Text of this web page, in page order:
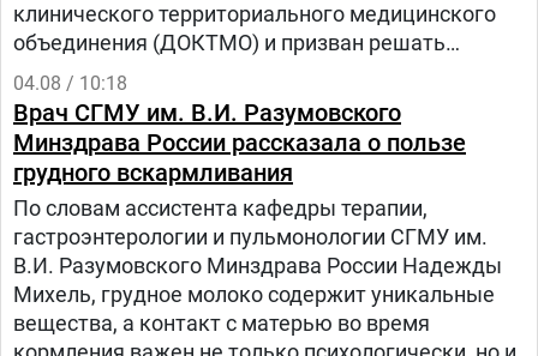
клинического территориального медицинского
объединения (ДОКТМО) и призван решать
современные задачи в области визуализации во
время операций и обучения хирургов.
04.08 / 10:18
Врач СГМУ им. В.И. Разумовского
Минздрава России рассказала о пользе
грудного вскармливания
По словам ассистента кафедры терапии,
гастроэнтерологии и пульмонологии СГМУ им.
В.И. Разумовского Минздрава России Надежды
Михель, грудное молоко содержит уникальные
вещества, а контакт с матерью во время